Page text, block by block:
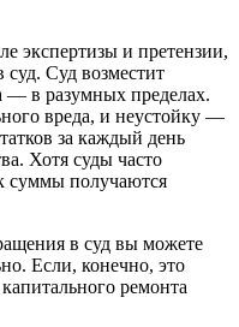
экспертизы и претензии,
суд. Суд возместит
— в разумных пределах.
вреда, и неустойку —
за каждый день
Хотя суды часто
суммы получаются
в суд вы можете
Если, конечно, это
ремонта